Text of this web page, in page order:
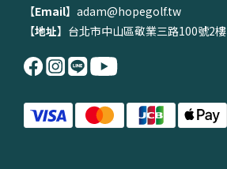
【Email】adam@hopegolf.tw
【地址】台北市中山區敬業三路100號2樓